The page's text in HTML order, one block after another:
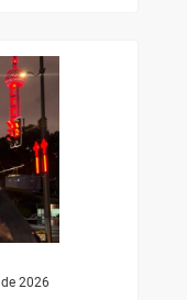
2026